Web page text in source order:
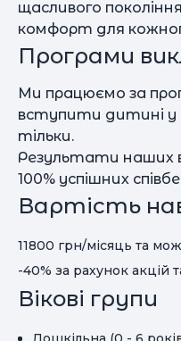
щасливого
комфорт для
Програми
Ми працюємо за
вступити дитині у
тільки.
Результати наших
100% успішних
Вартість
11800 грн/місяць та
-40% за рахунок акцій
Вікові групи